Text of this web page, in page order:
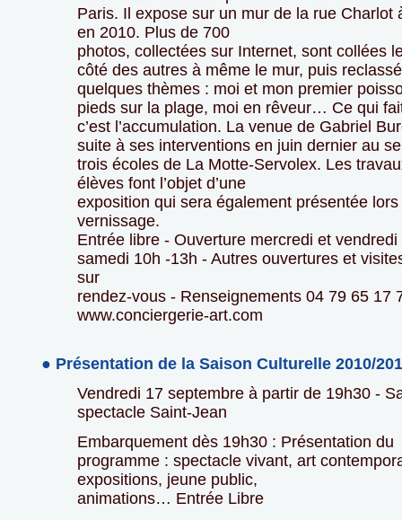
Paris. Il expose sur un mur de la rue Charlot
en 2010. Plus de 700
photos, collectées sur Internet, sont collées
côté des autres à même le mur, puis
quelques thèmes : moi et mon premier
pieds sur la plage, moi en rêveur… Ce qui
c’est l’accumulation. La venue de Gabriel
suite à ses interventions en juin dernier au
trois écoles de La Motte-Servolex. Les
élèves font l’objet d’une
exposition qui sera également présentée lors
vernissage.
Entrée libre - Ouverture mercredi et
samedi 10h -13h - Autres ouvertures et
sur
rendez-vous - Renseignements 04 79 65 17
www.conciergerie-art.com
● Présentation de la Saison Culturelle 2010/
Vendredi 17 septembre à partir de 19h30 -
spectacle Saint-Jean
Embarquement dès 19h30 : Présentation du
programme : spectacle vivant, art
expositions, jeune public,
animations… Entrée Libre